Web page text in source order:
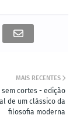
MAIS RECENTES
sem cortes - edição
de um clássico da
filosofia moderna